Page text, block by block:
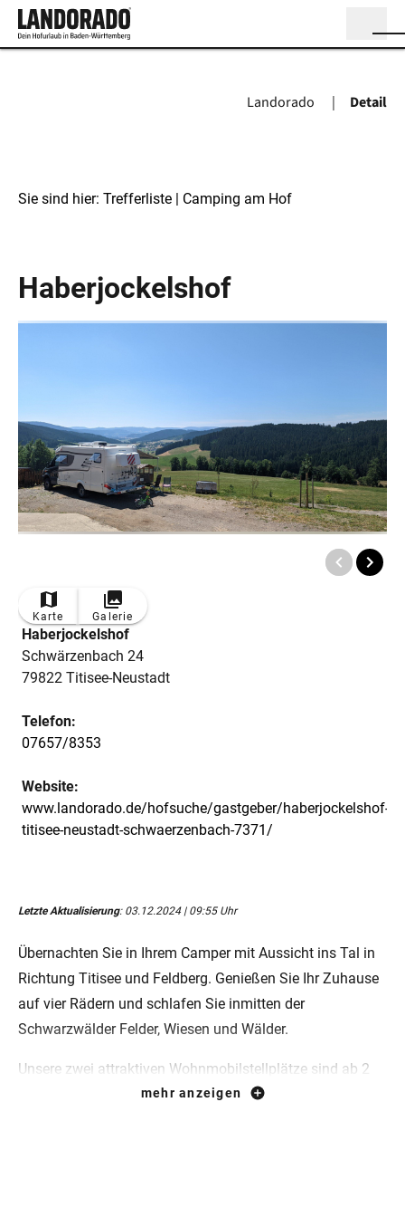
Detail
Sie sind hier: Trefferliste | Camping am Hof
Haberjockelshof
Karte Galerie
Haberjockelshof
Schwärzenbach 24
79822 Titisee-Neustadt
Telefon:
07657/8353
Website:
www.landorado.de/hofsuche/gastgeber/haberjockelshof-
titisee-neustadt-schwaerzenbach-7371/
Letzte Aktualisierung: 03.12.2024 | 09:55 Uhr
Übernachten Sie in Ihrem Camper mit Aussicht ins Tal in
Richtung Titisee und Feldberg. Genießen Sie Ihr Zuhause
auf vier Rädern und schlafen Sie inmitten der
Schwarzwälder Felder, Wiesen und Wälder.
Unsere zwei attraktiven Wohnmobilstellplätze sind ab 2
Übernachtungen buchbar.mehr anzeigen